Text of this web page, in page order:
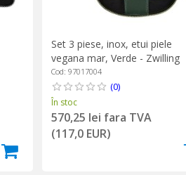
Set 3 piese, inox, etui piele
vegana mar, Verde - Zwilling
PREMIUM
Cod: 97017004
(0)
În stoc
570,25 lei fara TVA
(117,0 EUR)